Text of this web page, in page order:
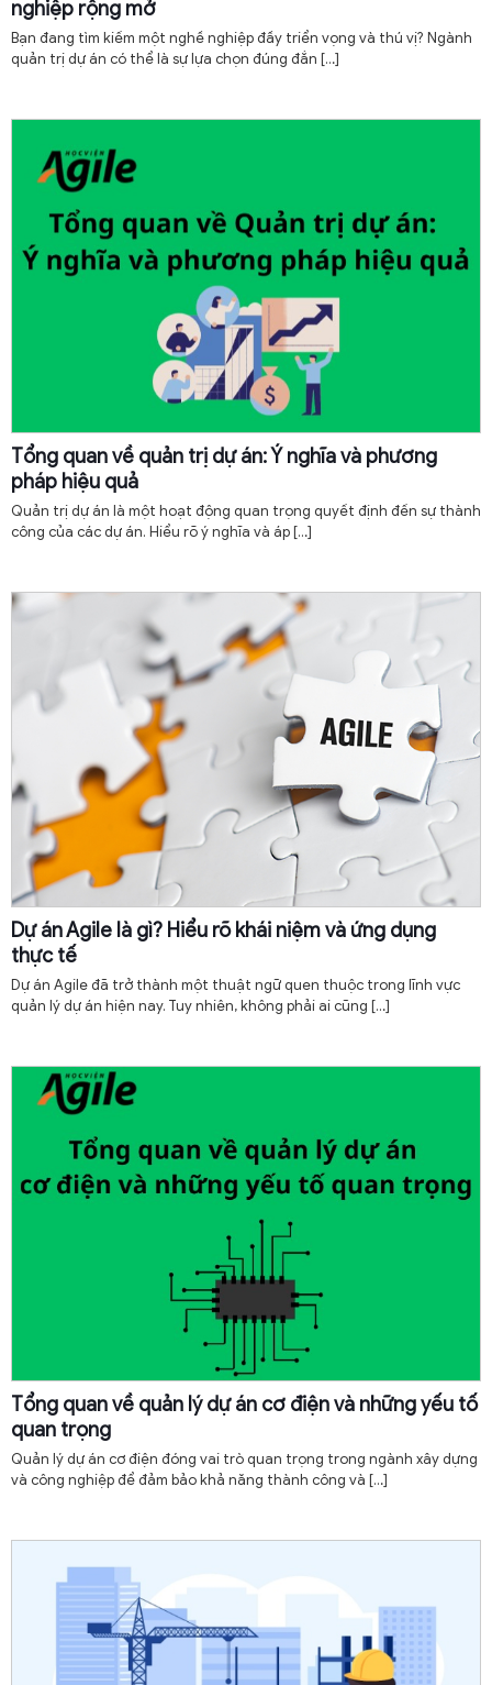
nghiệp rộng mở
Bạn đang tìm kiếm một nghề nghiệp đầy triển vọng và thú vị? Ngành
quản trị dự án có thể là sự lựa chọn đúng đắn […]
Tổng quan về quản trị dự án: Ý nghĩa và phương
pháp hiệu quả
Quản trị dự án là một hoạt động quan trọng quyết định đến sự thành
công của các dự án. Hiểu rõ ý nghĩa và áp[…]
Dự án Agile là gì? Hiểu rõ khái niệm và ứng dụng
thực tế
Dự án Agile đã trở thành một thuật ngữ quen thuộc trong lĩnh vực
quản lý dự án hiện nay. Tuy nhiên, không phải ai cũng […]
Tổng quan về quản lý dự án cơ điện và những yếu tố
quan trọng
Quản lý dự án cơ điện đóng vai trò quan trọng trong ngành xây dựng
và công nghiệp để đảm bảo khả năng thành công và […]